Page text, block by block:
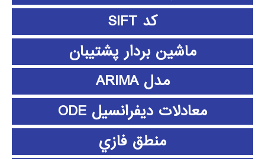
کد SIFT
ماشین بردار پشتیبان
مدل ARIMA
معادلات دیفرانسیل ODE
منطق فازي